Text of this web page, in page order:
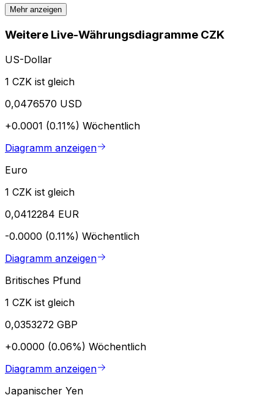
Mehr anzeigen
Weitere Live-Währungsdiagramme CZK
US-Dollar
1 CZK ist gleich
0,0476570 USD
+0.0001 (0.11%) Wöchentlich
Diagramm anzeigen
Euro
1 CZK ist gleich
0,0412284 EUR
-0.0000 (0.11%) Wöchentlich
Diagramm anzeigen
Britisches Pfund
1 CZK ist gleich
0,0353272 GBP
+0.0000 (0.06%) Wöchentlich
Diagramm anzeigen
Japanischer Yen